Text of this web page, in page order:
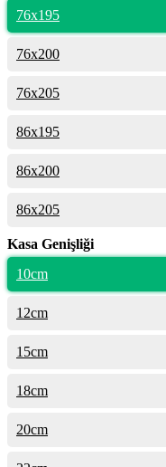
76x195
76x200
76x205
86x195
86x200
86x205
Kasa Genişliği
10cm
12cm
15cm
18cm
20cm